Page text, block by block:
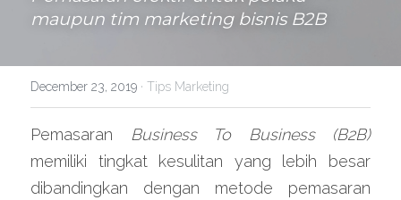
maupun tim marketing bisnis B2B
December 23, 2019 · Tips Marketing
Pemasaran Business To Business (B2B)
memiliki tingkat kesulitan yang lebih besar
dibandingkan dengan metode pemasaran